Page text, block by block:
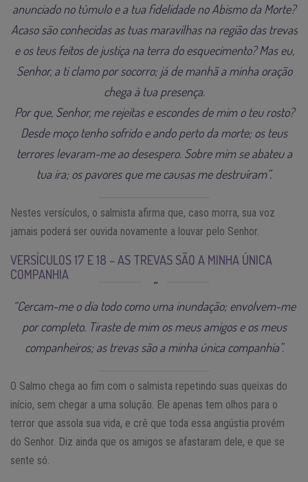
anunciado no túmulo e a tua fidelidade no Abismo da Morte?
Acaso são conhecidas as tuas maravilhas na região das trevas
e os teus feitos de justiça na terra do esquecimento? Mas eu,
Senhor, a ti clamo por socorro; já de manhã a minha oração
chega à tua presença.
Por que, Senhor, me rejeitas e escondes de mim o teu rosto?
Desde moço tenho sofrido e ando perto da morte; os teus
terrores levaram-me ao desespero. Sobre mim se abateu a
tua ira; os pavores que me causas me destruíram”.
Nestes versículos, o salmista afirma que, caso morra, sua voz
jamais poderá ser ouvida novamente a louvar pelo Senhor.
VERSÍCULOS 17 E 18 – AS TREVAS SÃO A MINHA ÚNICA
COMPANHIA
“Cercam-me o dia todo como uma inundação; envolvem-me
por completo. Tiraste de mim os meus amigos e os meus
companheiros; as trevas são a minha única companhia”.
O Salmo chega ao fim com o salmista repetindo suas queixas do
início, sem chegar a uma solução. Ele apenas tem olhos para o
terror que assola sua vida, e crê que toda essa angústia provém
do Senhor. Diz ainda que os amigos se afastaram dele, e que se
sente só.